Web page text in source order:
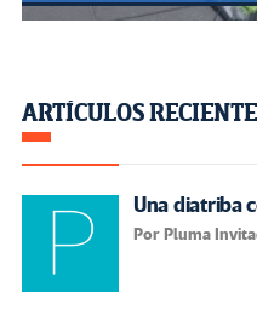
ARTÍCULOS
Una diatriba
Por Pluma